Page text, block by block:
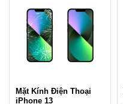
Mặt Kính Điện Thoại
iPhone 13